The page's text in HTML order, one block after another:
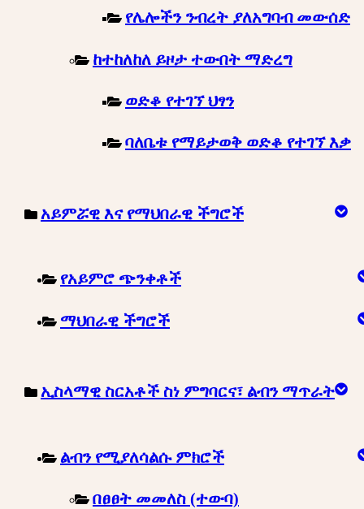
የሌሎችን ንብረት ያለአግባብ መውሰድ
ከተከለከለ ይዞታ ተውበት ማድረግ
ወድቆ የተገኘ ህፃን
ባለቤቱ የማይታወቅ ወድቆ የተገኘ እቃ
አይምሯዊ እና የማህበራዊ ችግሮች
የአይምሮ ጭንቀቶች
ማህበራዊ ችግሮች
ኢስላማዊ ስርአቶች ስነ ምግባርና፣ ልብን ማጥራት
ልብን የሚያለሳልሱ ምክሮች
በፀፀት መመለስ (ተውባ)